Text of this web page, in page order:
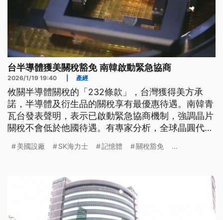
台半導體獲美關稅豁免 南韓啟動緊急協商
2026/1/19 19:40 產經
攸關半導體關稅的「232條款」，台灣獲得美方承
諾，半導體及衍生品的關稅享有最優惠待遇。南韓青
瓦台發表聲明，表示已啟動緊急協商機制，強調晶片
關稅不會低於他國待遇。有專家分析，全球晶圓代工
體晶片，南韓三星加上SK海力士市占率合計超過6成
率，恐怕還有變數。
美國設廠 SK海力士 記憶體 關稅豁免 ...